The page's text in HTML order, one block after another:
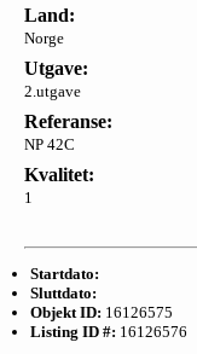
Land:
Norge
Utgave:
2.utgave
Referanse:
NP 42C
Kvalitet:
1
Startdato:
Sluttdato:
Objekt ID: 16126575
Listing ID #: 16126576